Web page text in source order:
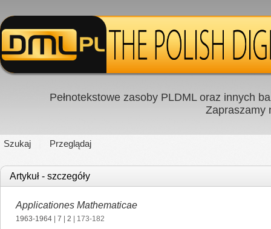
Pełnotekstowe zasoby PLDML oraz innych
Zapraszamy
Szukaj Przeglądaj
Artykuł - szczegóły
Applicationes Mathematicae
1963-1964 7 2 | 173-182